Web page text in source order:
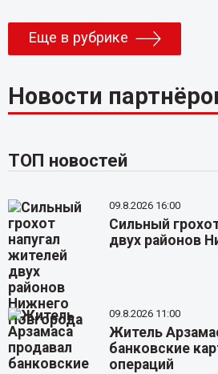
Еще в рубрике
Новости
ТОП новостей
09.8.2026 16:00
Сильный
двух районов
09.8.2026 11:00
Житель
банковские
операций